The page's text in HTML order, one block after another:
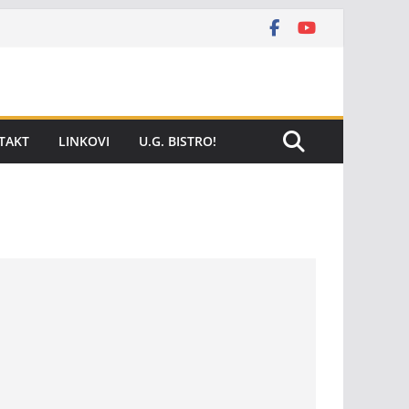
LINKOVI U.G. BISTRO!